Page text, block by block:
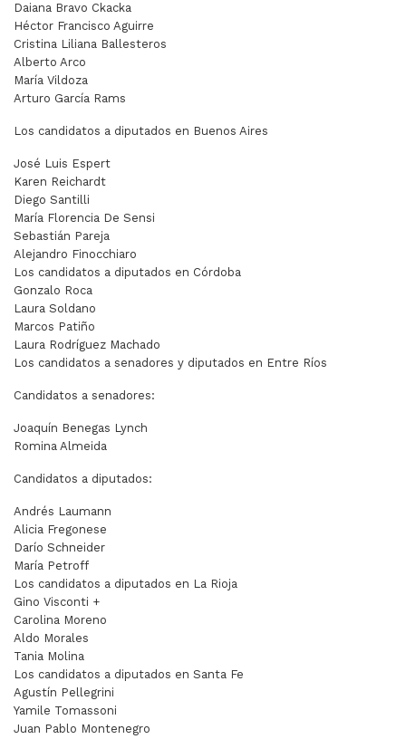
Daiana Bravo Ckacka
Héctor Francisco Aguirre
Cristina Liliana Ballesteros
Alberto Arco
María Vildoza
Arturo García Rams
Los candidatos a diputados en Buenos Aires
José Luis Espert
Karen Reichardt
Diego Santilli
María Florencia De Sensi
Sebastián Pareja
Alejandro Finocchiaro
Los candidatos a diputados en Córdoba
Gonzalo Roca
Laura Soldano
Marcos Patiño
Laura Rodríguez Machado
Los candidatos a senadores y diputados en Entre Ríos
Candidatos a senadores:
Joaquín Benegas Lynch
Romina Almeida
Candidatos a diputados:
Andrés Laumann
Alicia Fregonese
Darío Schneider
María Petroff
Los candidatos a diputados en La Rioja
Gino Visconti +
Carolina Moreno
Aldo Morales
Tania Molina
Los candidatos a diputados en Santa Fe
Agustín Pellegrini
Yamile Tomassoni
Juan Pablo Montenegro